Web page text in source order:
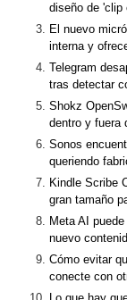
diseño de 'clip
El nuevo
interna y
Telegram
tras detectar
Shokz
dentro y fuera
Sonos
queriendo
Kindle Scribe
gran tamaño
Meta AI
nuevo
Cómo evitar
conecte con